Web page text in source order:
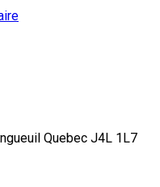
Quebec J4L 1L7